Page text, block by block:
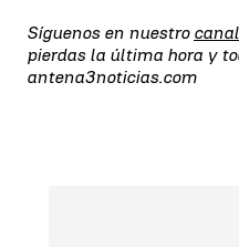
Síguenos en nuestro
pierdas la última hora y
antena3noticias.com